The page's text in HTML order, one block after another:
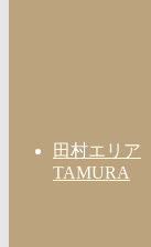
田村エリア
TAMURA